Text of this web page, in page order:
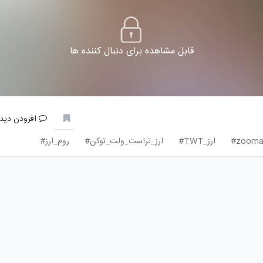
قابل مشاهده برای دنبال کننده ها
افزودن
ارز_TWT# ارز_تراست_ولت_توکن# روم_ارز#